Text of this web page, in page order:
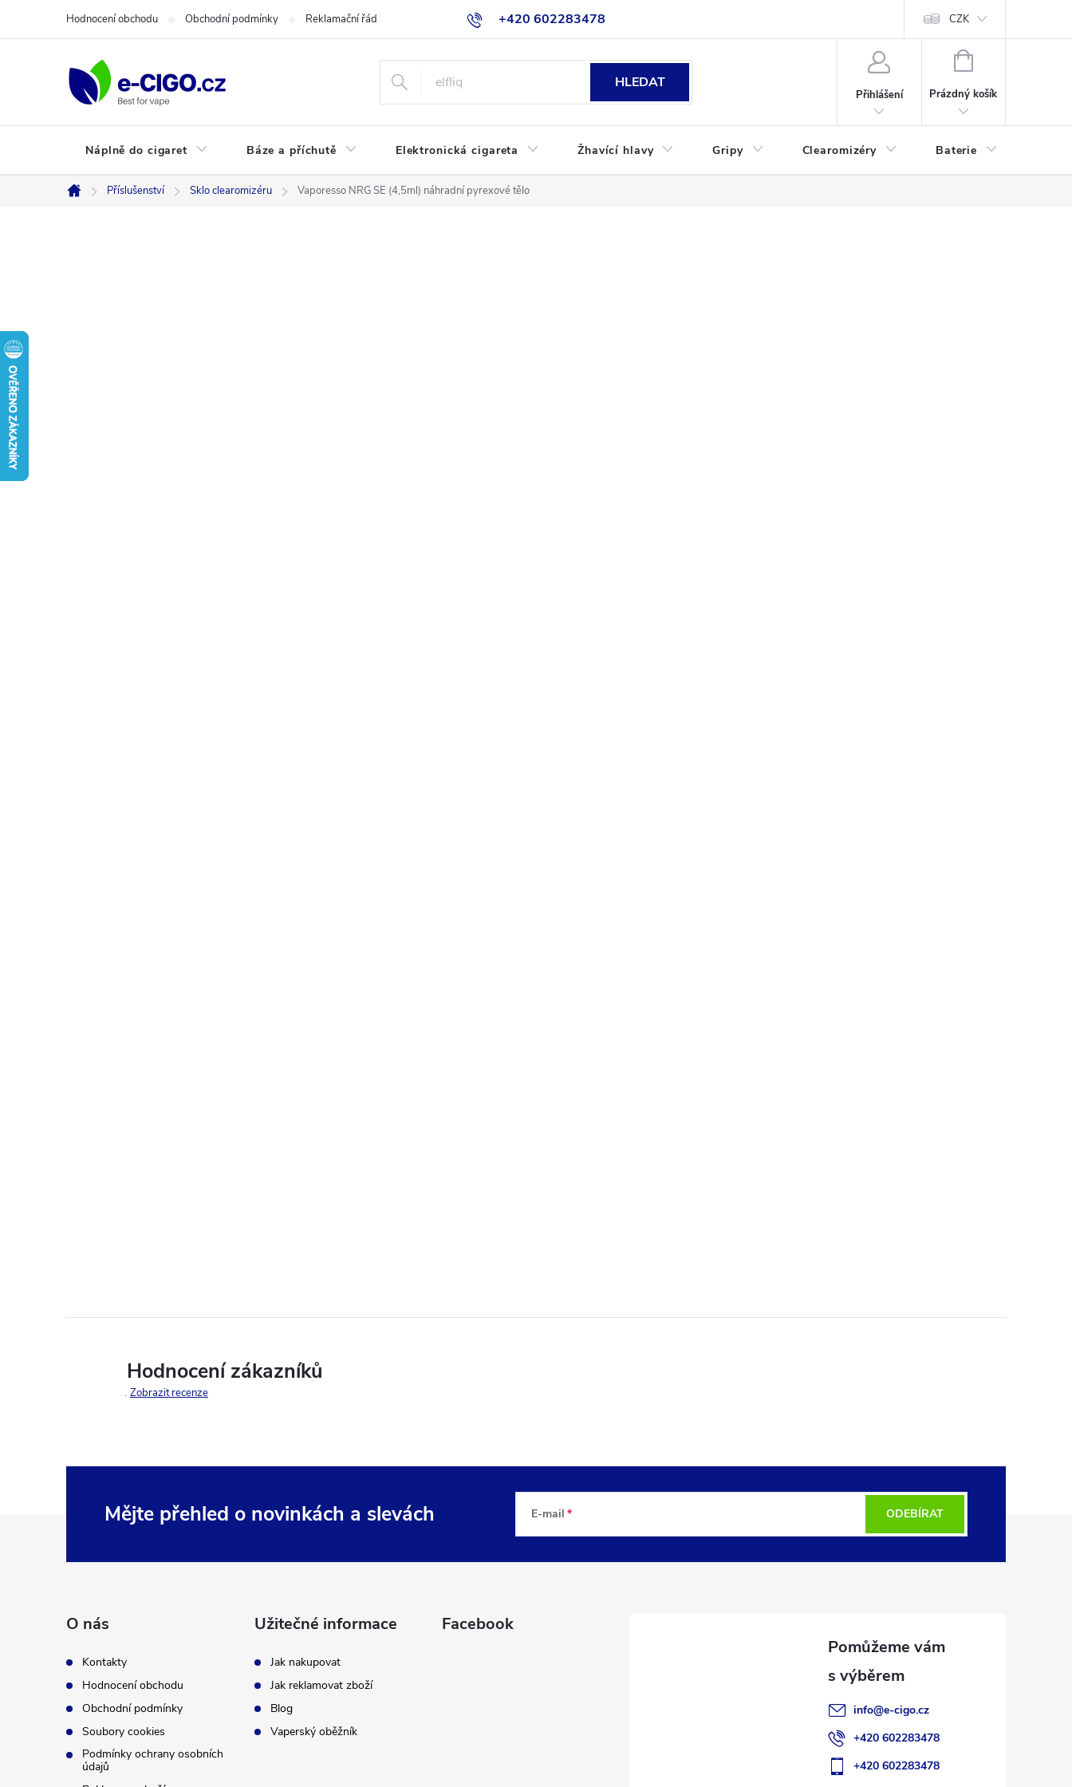
+420 602283478
Hodnocení obchodu Obchodní podmínky Reklamační řád Jak nakupovat CZK
HLEDAT
Přihlášení
NÁKUPNÍ
Prázdný košík
Náplně do cigaret Báze a příchutě Elektronická cigareta Žhavící hlavy Gripy Clearomizéry Baterie
Domů
Příslušenství Sklo clearomizéru Vaporesso NRG SE (4,5ml) náhradní pyrexové tělo
Hodnocení zákazníků
Zobrazit recenze
Mějte přehled o novinkách a slevách E-mail ODEBÍRAT
O nás
Kontakty
Hodnocení obchodu
Obchodní podmínky
Soubory cookies
Podmínky ochrany osobních
údajů
Užitečné informace
Jak nakupovat
Jak reklamovat zboží
Blog
Vaperský oběžník
Facebook
info@e-cigo.cz
+420 602283478
+420 602283478